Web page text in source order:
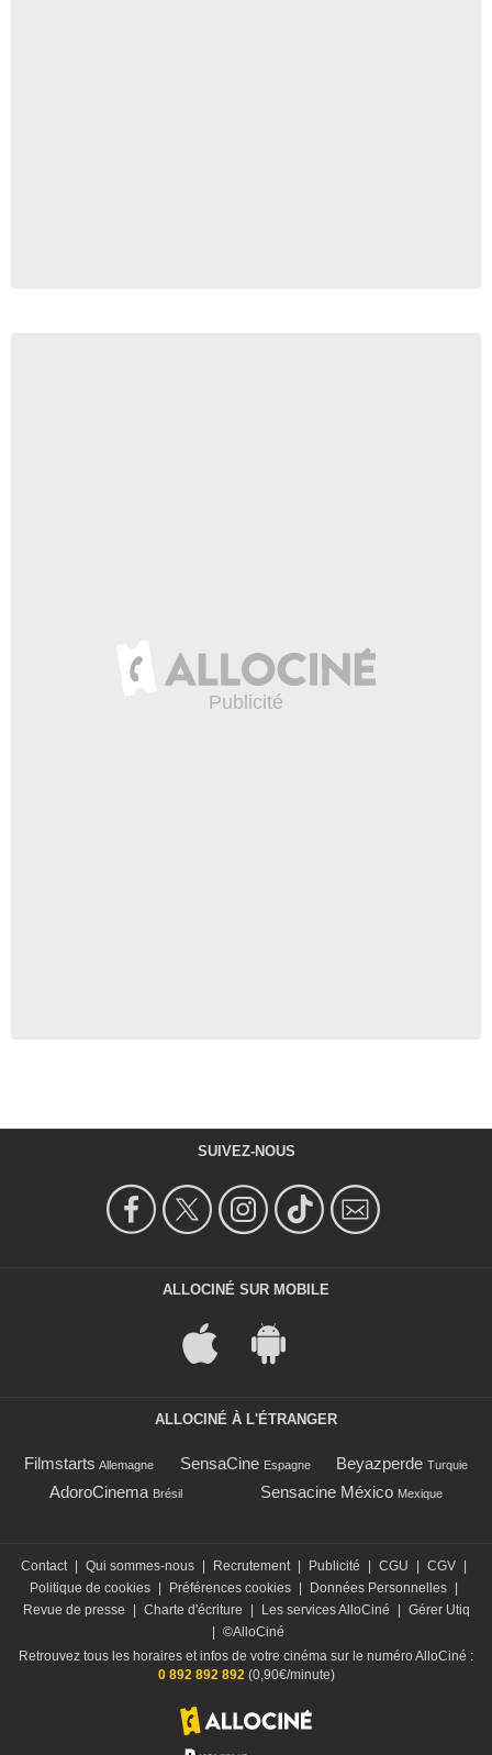
SUIVEZ-NOUS
ALLOCINÉ SUR MOBILE
ALLOCINÉ À L'ÉTRANGER
Filmstarts Allemagne SensaCine Espagne Beyazperde Turquie
AdoroCinema Brésil Sensacine México Mexique
Contact Qui sommes-nous Recrutement Publicité CGU CGV
Politique de cookies
Préférences cookies Données Personnelles
Revue de presse
Charte d'écriture Les services AlloCiné
Gérer Utiq
©AlloCiné
Retrouvez tous les horaires et infos de votre cinéma sur le numéro AlloCiné :
0 892 892 892(0,90€/minute)